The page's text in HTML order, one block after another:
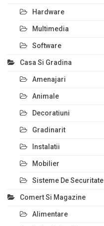
Hardware
Multimedia
Software
Casa Si Gradina
Amenajari
Animale
Decoratiuni
Gradinarit
Instalatii
Mobilier
Sisteme De Securitate
Comert Si Magazine
Alimentare